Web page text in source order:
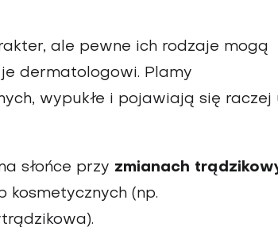
ale pewne ich rodzaje mogą
dermatologowi. Plamy
wypukłe i pojawiają się raczej
słońce przy zmianach
kosmetycznych (np.